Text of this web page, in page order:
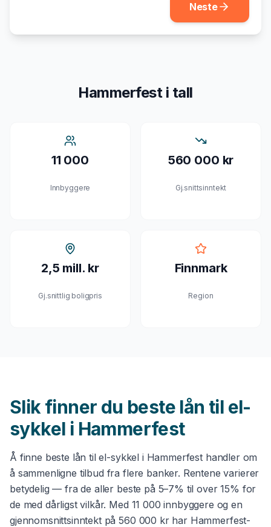
Neste
Hammerfesti tall
11 000
Innbyggere
560 000 kr
Gj.snittsinntekt
2,5 mill. kr
Gj.snittlig boligpris
Finnmark
Region
Slik finner du beste lån til el-
sykkel i Hammerfest
Å finne beste lån til el-sykkel i Hammerfesthandler om
å sammenligne tilbud fra flere banker. Rentene varierer
betydelig — fra de aller beste på 5–7% til over 15% for
de med dårligst vilkår. Med 11 000 innbyggere og en
gjennomsnittsinntekt på560 000 krhar Hammerfest-